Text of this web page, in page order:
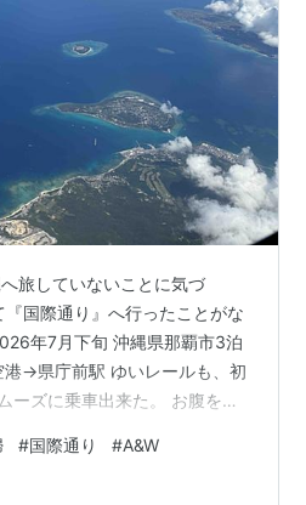
旅していないことに気づ
国際通り』へ行ったことがな
年7月下旬 沖縄県那覇市3泊
→県庁前駅 ゆいレールも、初
ーズに乗車出来た。 お腹を空
kokusai_matsuo/
の前にある、大好きな店。 県
#国際通り #A&W